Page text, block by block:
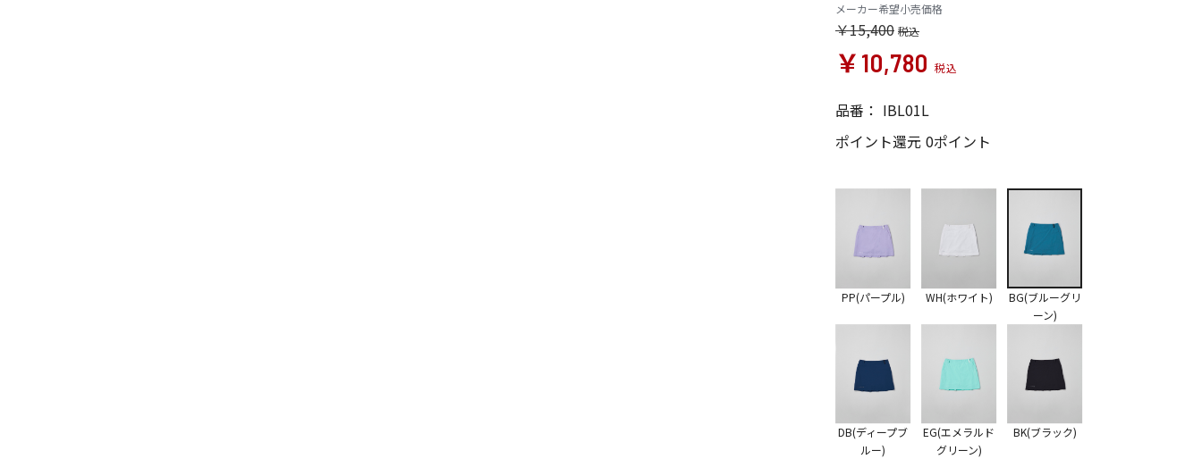
メーカー希望小売価格
￥15,400
￥10,780
品番： IBL01L
ポイント還元 0ポイント
PP(パープル) WH(ホワイト)
BG(ブルーグリ
ーン)
DB(ディープブ
ルー)
EG(エメラルド
グリーン)
BK(ブラック)